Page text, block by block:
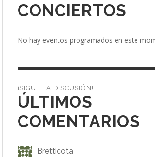
CONCIERTOS
No hay eventos programados en este
¡SIGUE LA DISCUSIÓN!
ÚLTIMOS
COMENTARIOS
Bretticota